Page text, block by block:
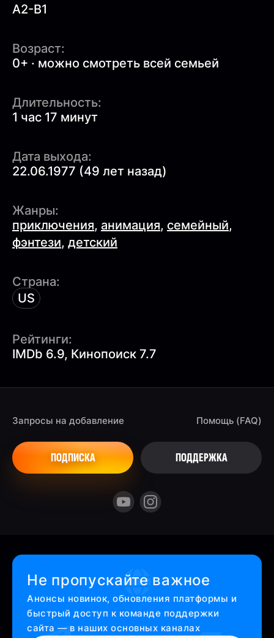
A2-B1
Возраст:
0+ · можно смотреть всей семьей
Длительность:
1 час 17 минут
Дата выхода:
22.06.1977 (49 лет назад)
Жанры:
приключения, анимация, семейный,
фэнтези, детский
Страна:
US
Рейтинги:
IMDb 6.9, Кинопоиск 7.7
Запросы на добавление
ПОДПИСКА
Помощь (FAQ)
ПОДДЕРЖКА
Не пропускайте важное
Анонсы новинок, обновления платформы и
быстрый доступ к команде поддержки
сайта — в наших основных каналах